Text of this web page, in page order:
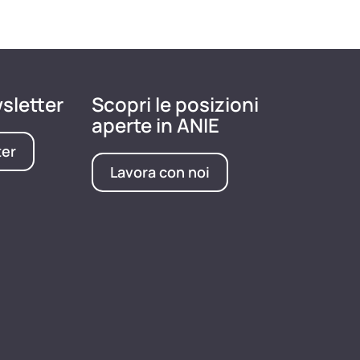
Scopri le posizioni
aperte in ANIE
Lavora con noi